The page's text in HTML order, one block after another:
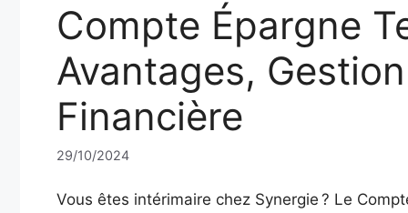
Compte Épargne
Avantages,
Financière
29/10/2024
Vous êtes intérimaire chez Synergie ? Le